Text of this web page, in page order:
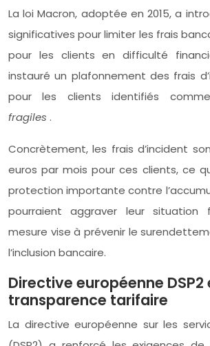
La loi Macron, adoptée en 2015, a
significatives pour limiter les frais
pour les clients en difficulté
instauré un plafonnement des frais
pour les clients identifiés
fragiles .
Concrètement, les frais d’incident
euros par mois pour ces clients, ce
protection importante contre
pourraient aggraver leur situation
mesure vise à prévenir le
l’inclusion bancaire.
Directive européenne DSP2
transparence tarifaire
La directive européenne sur les